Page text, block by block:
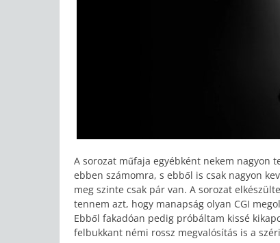
A sorozat műfaja egyébként nekem nagyon
ebben számomra, s ebből is csak nagyon
meg szinte csak pár van. A sorozat
tennem azt, hogy manapság olyan CGI
Ebből fakadóan pedig próbáltam kissé
felbukkant némi rossz megvalósítás is a